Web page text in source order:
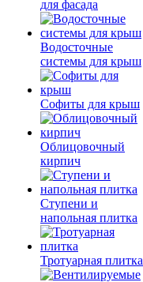
для фасада
Водосточные
системы для крыш
Софиты для крыш
Облицовочный
кирпич
Ступени и
напольная плитка
Тротуарная плитка